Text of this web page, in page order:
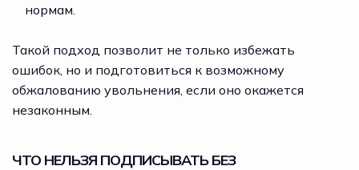
нормам.
Такой подход позволит не только избежать
ошибок, но и подготовиться к возможному
обжалованию увольнения, если оно окажется
незаконным.
ЧТО НЕЛЬЗЯ ПОДПИСЫВАТЬ БЕЗ